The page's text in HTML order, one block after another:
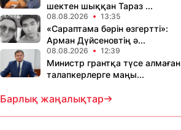
шектен шыққан Тараз ...
08.08.2026 13:35
«Сараптама бәрін өзгертті»:
Арман Дүйсеновтің ә...
08.08.2026 12:39
Министр грантқа түсе алмаған
талапкерлерге маңы...
Барлық жаңалықтар